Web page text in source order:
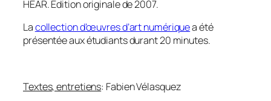
HEAR. Édition originale de 2007.
Lacollection d’œuvres d’art numériquea été
présentée aux étudiants durant 20 minutes.
Textes, entretiens: Fabien Vélasquez